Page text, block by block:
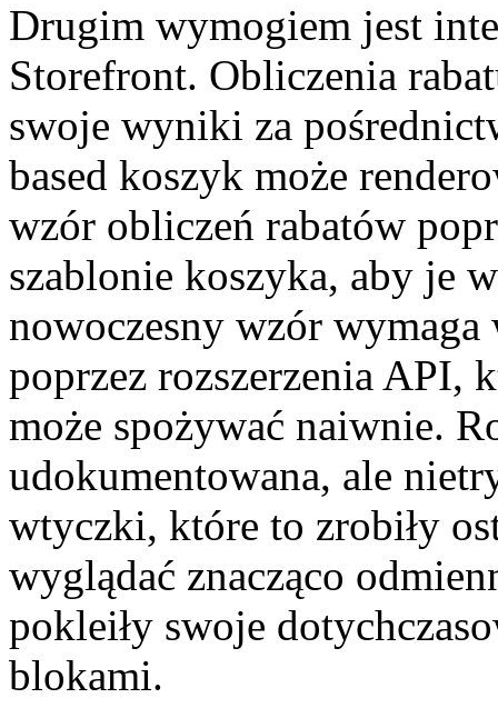
Drugim wymogiem jest
Storefront. Obliczenia
swoje wyniki za
based koszyk może
wzór obliczeń rabatów
szablonie koszyka, aby je
nowoczesny wzór
poprzez rozszerzenia API,
może spożywać naiwnie.
udokumentowana, ale
wtyczki, które to zrobiły
wyglądać znacząco
pokleiły swoje
blokami.